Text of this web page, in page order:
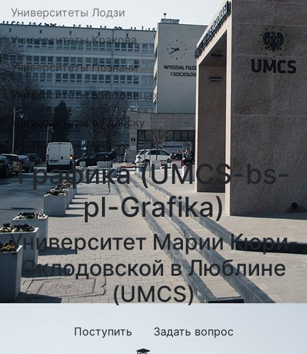
Университеты Лодзи
Университеты Кракова
Университеты Познани
Университеты в Катовицах
Университеты в Гданску
Графика (UMCS-bs-
pl-Grafika)
Университет Марии Кюри-
Склодовской в Люблине
(UMCS)
Поступить Задать вопрос